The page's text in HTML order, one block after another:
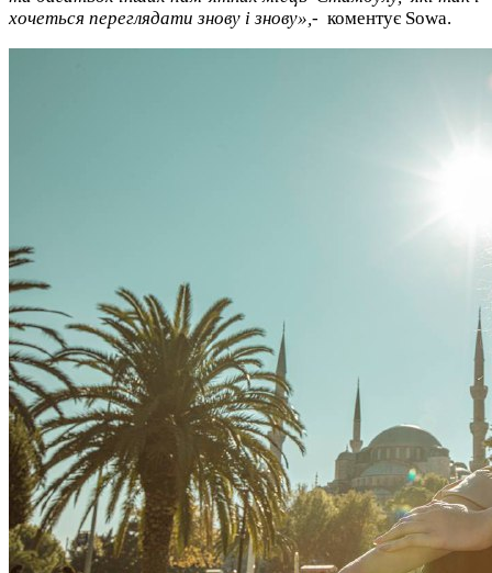
хочеться переглядати знову і знову»,- коментує Sowa.